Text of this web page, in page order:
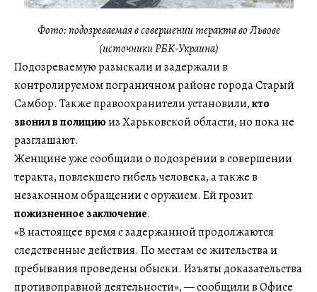
Фото: подозреваемая в совершении теракта во Львове
(источники РБК-Украина)
Подозреваемую разыскали и задержали в
контролируемом пограничном районе города Старый
Самбор. Также правоохранители установили,кто
звонил в полициюиз Харьковской области, но пока не
разглашают.
Женщине уже сообщили о подозрении в совершении
теракта, повлекшего гибель человека, а также в
незаконном обращении с оружием. Ей грозит
пожизненное заключение.
«В настоящее время с задержанной продолжаются
следственные действия. По местам ее жительства и
пребывания проведены обыски. Изъяты доказательства
противоправной деятельности», — сообщили в Офисе